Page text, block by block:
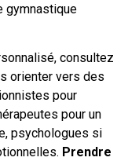
gymnastique
consultez
orienter vers des
pour
pour un
psychologues si
Prendre